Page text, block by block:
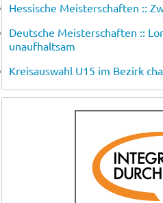
Hessische Meisterschaften ::
Deutsche Meisterschaften ::
unaufhaltsam
Kreisauswahl U15 im Bezirk